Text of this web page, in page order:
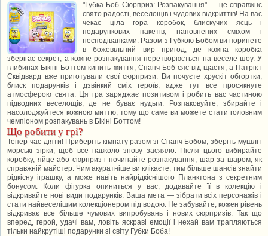
"Губка Боб Сюрприз: Розпакування" — це справжнє
свято радості, веселощів і чудових відкриттів! На вас
чекає ціла гора коробок, блискучих яєць і
подарункових пакетів, наповнених сміхом і
несподіванками. Разом з Губкою Бобом ви поринете
в божевільний вир пригод, де кожна коробка
зберігає секрет, а кожне розпакування перетворюється на веселе шоу. У
глибинах Бікіні Боттом кипить життя, Спанч Боб сяє від щастя, а Патрік і
Сквідвард вже приготували свої сюрпризи. Ви почуєте хрускіт обгортки,
блиск подарунків і дзвінкий сміх героїв, адже тут все просякнуте
атмосферою свята. Ця гра заряджає позитивом і робить вас частиною
підводних веселощів, де не буває нудьги. Розпаковуйте, збирайте і
насолоджуйтеся кожною миттю, тому що саме ви можете стати головним
чемпіоном розпакувань в Бікіні Боттом!
Що робити у грі?
Тепер час діяти! Приберіть кімнату разом зі Спанч Бобом, зберіть мушлі і
морські зірки, щоб все навколо знову засяяло. Після цього вибирайте
коробку, яйце або сюрприз і починайте розпакування, шар за шаром, як
справжній майстер. Чим акуратніше ви клікаєте, тим більше шансів знайти
рідкісну іграшку, а може навіть найрідкіснішого Планктона з секретним
бонусом. Коли фігурка опиниться у вас, додавайте її в колекцію і
відкривайте нові види подарунків. Ваша мета — зібрати всіх персонажів і
стати найвеселішим колекціонером під водою. Не забувайте, кожен рівень
відкриває все більше чумових випробувань і нових сюрпризів. Так що
вперед, герой, удачі вам, ловіть яскраві емоції і нехай вам трапляються
тільки найкрутіші подарунки зі світу Губки Боба!